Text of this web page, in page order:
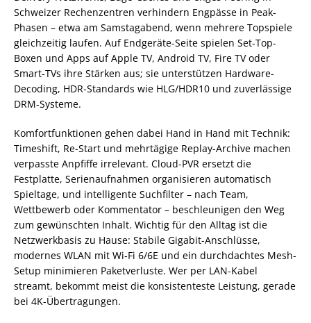
Schweizer Rechenzentren verhindern Engpässe in Peak-
Phasen – etwa am Samstagabend, wenn mehrere Topspiele
gleichzeitig laufen. Auf Endgeräte-Seite spielen Set-Top-
Boxen und Apps auf Apple TV, Android TV, Fire TV oder
Smart-TVs ihre Stärken aus; sie unterstützen Hardware-
Decoding, HDR-Standards wie HLG/HDR10 und zuverlässige
DRM-Systeme.
Komfortfunktionen gehen dabei Hand in Hand mit Technik:
Timeshift, Re-Start und mehrtägige Replay-Archive machen
verpasste Anpfiffe irrelevant. Cloud-PVR ersetzt die
Festplatte, Serienaufnahmen organisieren automatisch
Spieltage, und intelligente Suchfilter – nach Team,
Wettbewerb oder Kommentator – beschleunigen den Weg
zum gewünschten Inhalt. Wichtig für den Alltag ist die
Netzwerkbasis zu Hause: Stabile Gigabit-Anschlüsse,
modernes WLAN mit Wi‑Fi 6/6E und ein durchdachtes Mesh-
Setup minimieren Paketverluste. Wer per LAN-Kabel
streamt, bekommt meist die konsistenteste Leistung, gerade
bei 4K-Übertragungen.